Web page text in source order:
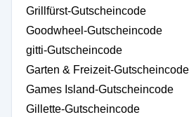
Grillfürst-Gutscheincode
Goodwheel-Gutscheincode
gitti-Gutscheincode
Garten & Freizeit-Gutscheincode
Games Island-Gutscheincode
Gillette-Gutscheincode